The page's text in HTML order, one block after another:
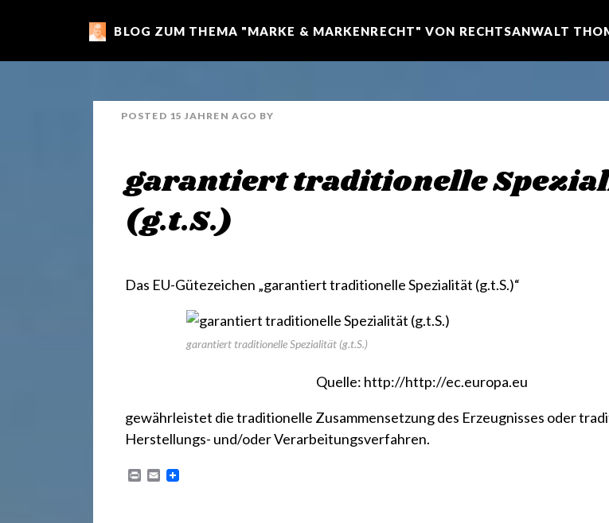
m
a
BLOG ZUM THEMA "MARKE & MARKENRECHT" VON RECHTSANWALT
POSTED 15 JAHREN AGO BY
garantiert traditionelle
(g.t.S.)
Das EU-Gütezeichen „garantiert traditionelle Spezialität (g.t.S.)“
garantiert traditionelle Spezialität (g.t.S.)
Quelle: http://http://ec.europa.eu
gewährleistet die traditionelle Zusammensetzung des Erzeugnisses oder
Herstellungs- und/oder Verarbeitungsverfahren.
E